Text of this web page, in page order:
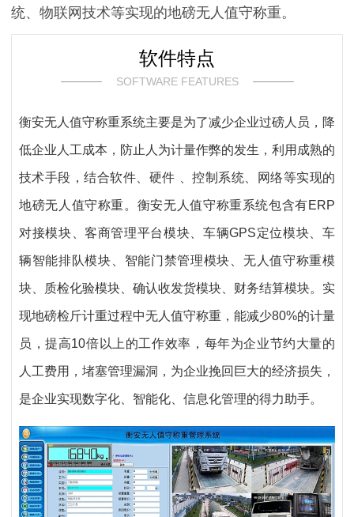
统、物联网技术等实现的地磅无人值守称重。
软件特点
SOFTWARE FEATURES
衡安无人值守称重系统主要是为了减少企业过磅人员，降
低企业人工成本，防止人为计量作弊的发生，利用成熟的
技术手段，结合软件、硬件 、控制系统、网络等实现的
地磅无人值守称重。衡安无人值守称重系统包含有ERP
对接模块、客商管理平台模块、车辆GPS定位模块、车
辆智能排队模块、智能门禁管理模块、无人值守称重模
块、质检化验模块、确认收发货模块、财务结算模块。实
现地磅检斤计重过程中无人值守称重，能减少80%的计量
员，提高10倍以上的工作效率，每年为企业节约大量的
人工费用，堵塞管理漏洞，为企业挽回巨大的经济损失，
是企业实现数字化、智能化、信息化管理的得力助手。